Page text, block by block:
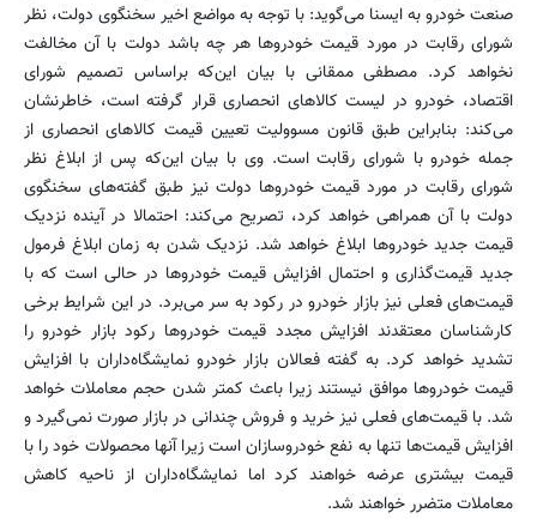
صنعت خودرو به ایسنا می‌گوید: با توجه به مواضع اخیر سخنگوی دولت، نظر
شورای رقابت در مورد قیمت خودروها هر چه باشد دولت با آن مخالفت
نخواهد کرد. مصطفی ممقانی با بیان این‌که براساس تصمیم شورای
اقتصاد، خودرو در لیست کالاهای انحصاری قرار گرفته است، خاطرنشان
می‌کند: بنابراین طبق قانون مسوولیت تعیین قیمت کالاهای انحصاری از
جمله خودرو با شورای رقابت است. وی با بیان این‌که پس از ابلاغ نظر
شورای رقابت در مورد قیمت خودروها دولت نیز طبق گفته‌های سخنگوی
دولت با آن همراهی خواهد کرد، تصریح می‌کند: احتمالا در آینده نزدیک
قیمت جدید خودروها ابلاغ خواهد شد. نزدیک شدن به زمان ابلاغ فرمول
جدید قیمت‌گذاری و احتمال افزایش قیمت خودروها در حالی است که با
قیمت‌های فعلی نیز بازار خودرو در رکود به سر می‌برد. در این شرایط برخی
کارشناسان معتقدند افزایش مجدد قیمت خودروها رکود بازار خودرو را
تشدید خواهد کرد. به گفته فعالان بازار خودرو نمایشگاه‌داران با افزایش
قیمت خودروها موافق نیستند زیرا باعث کمتر شدن حجم معاملات خواهد
شد. با قیمت‌های فعلی نیز خرید و فروش چندانی در بازار صورت نمی‌گیرد و
افزایش قیمت‌ها تنها به نفع خودروسازان‌ است زیرا آنها محصولات خود را با
قیمت بیشتری عرضه خواهند کرد اما نمایشگاه‌داران از ناحیه کاهش
معاملات متضرر خواهند شد.